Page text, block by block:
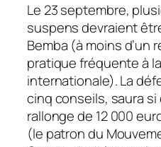
Le 23 septembre,
suspens de­vraient
Bemba (à moins d’un
pratique fréquente à
internationale).La
cinq conseils, saura
rallonge de 12 000
(le patron du